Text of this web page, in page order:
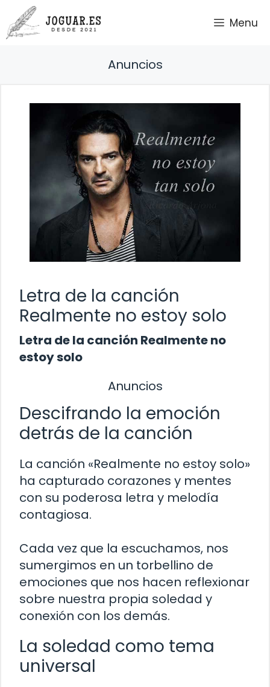
Saltar
al
contenido
Menu
Anuncios
Letra de la canción
Realmente no estoy solo
Letra de la canción Realmente no
estoy solo
Anuncios
Descifrando la emoción
detrás de la canción
La canción «Realmente no estoy solo»
ha capturado corazones y mentes
con su poderosa letra y melodía
contagiosa.
Cada vez que la escuchamos, nos
sumergimos en un torbellino de
emociones que nos hacen reflexionar
sobre nuestra propia soledad y
conexión con los demás.
La soledad como tema
universal